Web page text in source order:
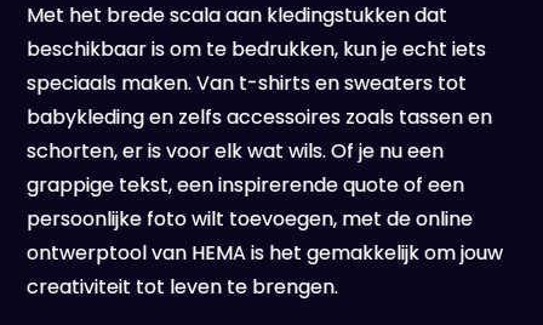
Met het brede scala aan kledingstukken dat
beschikbaar is om te bedrukken, kun je echt iets
speciaals maken. Van t-shirts en sweaters tot
babykleding en zelfs accessoires zoals tassen en
schorten, er is voor elk wat wils. Of je nu een
grappige tekst, een inspirerende quote of een
persoonlijke foto wilt toevoegen, met de online
ontwerptool van HEMA is het gemakkelijk om jouw
creativiteit tot leven te brengen.